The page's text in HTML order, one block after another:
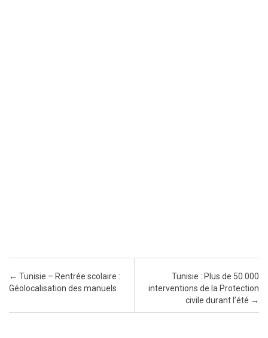
Post navigation
← Tunisie – Rentrée scolaire :
Géolocalisation des manuels
Tunisie : Plus de 50.000
interventions de la Protection
civile durant l’été →